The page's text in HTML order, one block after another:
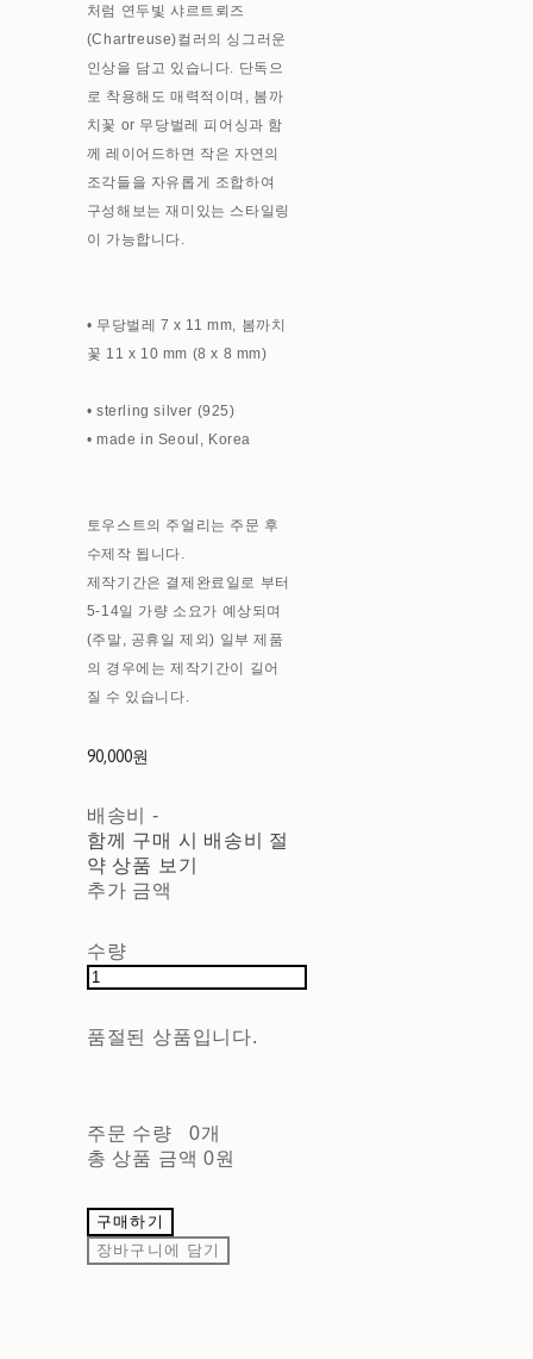
처럼 연두빛 샤르트뢰즈
(Chartreuse)컬러의 싱그러운
인상을 담고 있습니다. 단독으
로 착용해도 매력적이며, 봄까
치꽃 or 무당벌레 피어싱과 함
께 레이어드하면 작은 자연의
조각들을 자유롭게 조합하여
구성해보는 재미있는 스타일링
이 가능합니다.
• 무당벌레 7 x 11 mm, 봄까치
꽃 11 x 10 mm (8 x 8 mm)
• sterling silver (925)
• made in Seoul, Korea
토우스트의 주얼리는 주문 후
수제작 됩니다.
제작기간은 결제완료일로 부터
5-14일 가량 소요가 예상되며
(주말, 공휴일 제외) 일부 제품
의 경우에는 제작기간이 길어
질 수 있습니다.
90,000원
배송비 -
함께 구매 시 배송비 절
약 상품 보기
추가 금액
수량
품절된 상품입니다.
주문 수량
0개
총 상품 금액 0원
구매하기
장바구니에 담기